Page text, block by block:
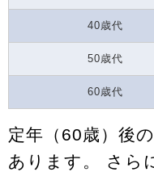
40歳代
50歳代
60歳代
定年（60歳）後
あります。 さら